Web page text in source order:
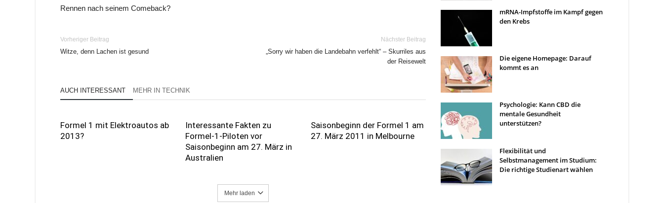
Rennen nach seinem Comeback?
Vorheriger Beitrag
Witze, denn Lachen ist gesund
Nächster Beitrag
„Sorry wir haben die Landebahn verfehlt“ – Skurriles aus
der Reisewelt
AUCH INTERESSANT MEHR IN TECHNIK
Formel 1 mit Elektroautos ab
2013?
Interessante Fakten zu
Formel-1-Piloten vor
Saisonbeginn am 27. März in
Australien
Saisonbeginn der Formel 1 am
27. März 2011 in Melbourne
Mehr laden
mRNA-Impfstoffe im Kampf gegen
den Krebs
Die eigene Homepage: Darauf
kommt es an
Psychologie: Kann CBD die
mentale Gesundheit
unterstützen?
Flexibilität und
Selbstmanagement im Studium:
Die richtige Studienart wählen